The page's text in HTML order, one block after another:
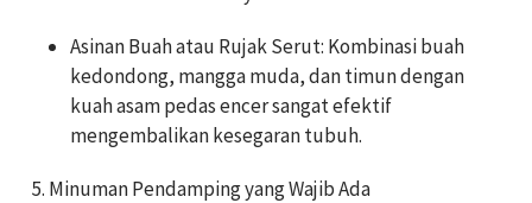
Asinan Buah atau Rujak Serut: Kombinasi buah
kedondong, mangga muda, dan timun dengan
kuah asam pedas encer sangat efektif
mengembalikan kesegaran tubuh.
5. Minuman Pendamping yang Wajib Ada